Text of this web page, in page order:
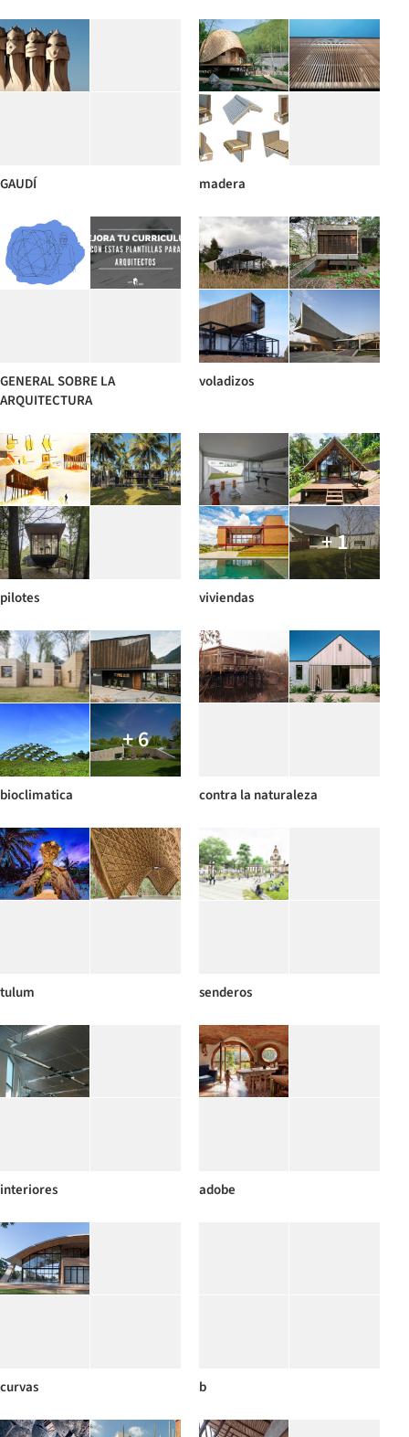
GAUDÍ madera
GENERAL SOBRE LA
ARQUITECTURA
voladizos
pilotes
+ 1
viviendas
+ 6
bioclimatica contra la naturaleza
tulum senderos
interiores adobe
curvas b